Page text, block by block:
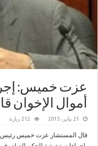
عزت خميس:
أموال الإخوان
21 يناير، 2015 212 زيارة
قال المستشار عزت خميس رئيس